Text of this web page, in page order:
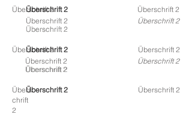
Überschrift 2
Überschrift 2
Überschrift 2
Überschrift 2
Überschrift 2
Überschrift 2
Überschrift 2
Überschrift 2
Überschrift 2
Überschrift 2
Überschrift 2
Überschrift 2
Überschrift 2
Überschrift 2
Überschrift 2
Übers
chrift
2
Überschrift 2